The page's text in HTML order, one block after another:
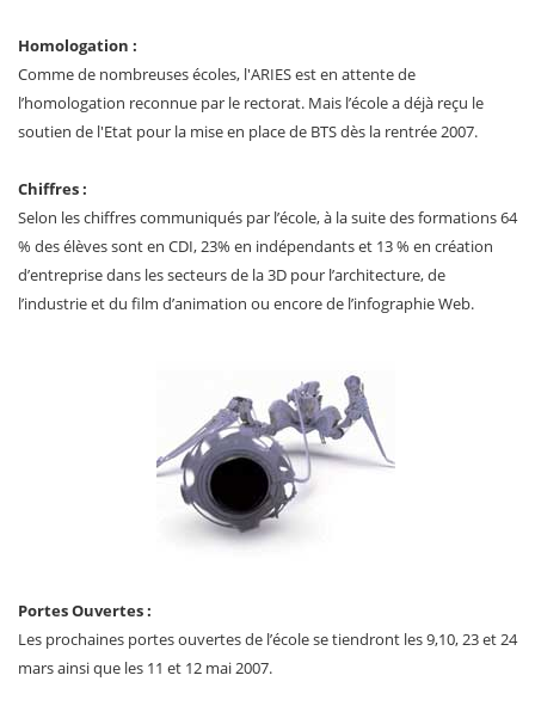
Homologation :
Comme de nombreuses écoles, l'ARIES est en attente de
l’homologation reconnue par le rectorat. Mais l’école a déjà reçu le
soutien de l'Etat pour la mise en place de BTS dès la rentrée 2007.
Chiffres :
Selon les chiffres communiqués par l’école, à la suite des formations 64
% des élèves sont en CDI, 23% en indépendants et 13 % en création
d’entreprise dans les secteurs de la 3D pour l’architecture, de
l’industrie et du film d’animation ou encore de l’infographie Web.
Portes Ouvertes :
Les prochaines portes ouvertes de l’école se tiendront les 9,10, 23 et 24
mars ainsi que les 11 et 12 mai 2007.